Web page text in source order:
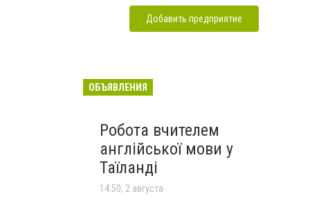
Добавить предприятие
ОБЪЯВЛЕНИЯ
Робота вчителем
англійської мови у
Таїланді
14:50, 2 августа